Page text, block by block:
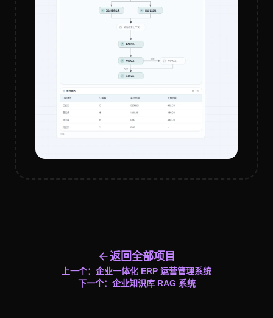
返回全部项目
上一个： 企业一体化 ERP 运营管理系统
下一个： 企业知识库 RAG 系统